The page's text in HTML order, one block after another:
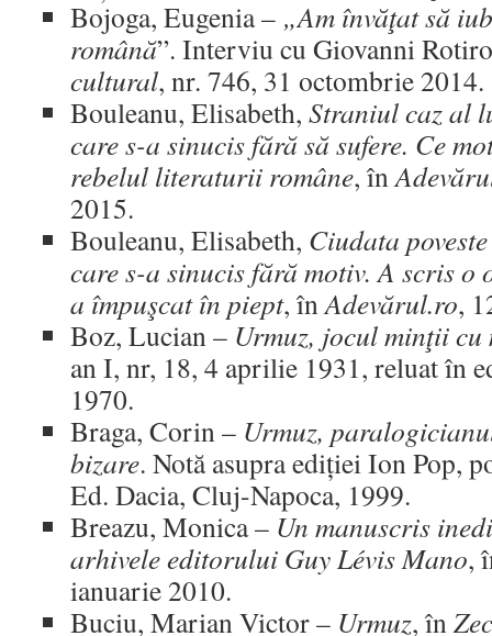
Bojoga, Eugenia – „Am învăţat să
română”. Interviu cu Giovanni
cultural, nr. 746, 31 octombrie 2014.
Bouleanu, Elisabeth, Straniul caz al
care s-a sinucis fără să sufere. Ce
rebelul literaturii române, în
2015.
Bouleanu, Elisabeth, Ciudata
care s-a sinucis fără motiv. A scris o
a împuşcat în piept, înAdevărul.ro,
Boz, Lucian – Urmuz, jocul minţii
an I, nr, 18, 4 aprilie 1931, reluat în
1970.
Braga, Corin – Urmuz,
bizare. Notă asupra ediției Ion Pop,
Ed. Dacia, Cluj-Napoca, 1999.
Breazu, Monica – Un manuscris
arhivele editorului Guy Lévis Mano,
ianuarie 2010.
Buciu, Marian Victor – Urmuz, în